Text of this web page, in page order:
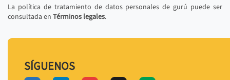
La política de tratamiento de datos personales de gurú puede ser
consultada en Términos legales.
SÍGUENOS